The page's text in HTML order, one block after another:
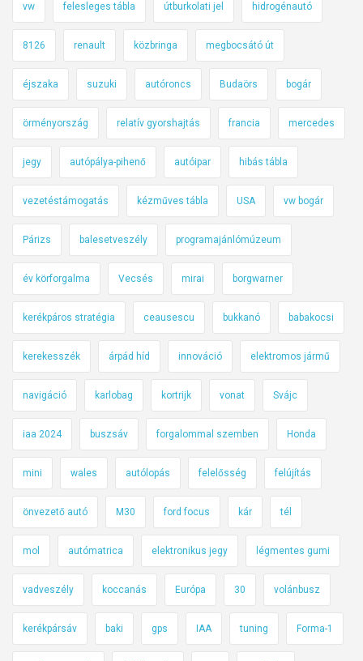
vw felesleges tábla útburkolati jel hidrogénautó
8126 renault közbringa megbocsátó út
éjszaka suzuki autóroncs Budaörs bogár
örményország relatív gyorshajtás francia mercedes
jegy autópálya-pihenő autóipar hibás tábla
vezetéstámogatás kézműves tábla USA vw bogár
Párizs balesetveszély programajánlómúzeum
év körforgalma Vecsés mirai borgwarner
kerékpáros stratégia ceausescu bukkanó babakocsi
kerekesszék árpád híd innováció elektromos jármű
navigáció karlobag kortrijk vonat Svájc
iaa 2024 buszsáv forgalommal szemben Honda
mini wales autólopás felelősség felújítás
önvezető autó M30 ford focus kár tél
mol autómatrica elektronikus jegy légmentes gumi
vadveszély koccanás Európa 30 volánbusz
kerékpársáv baki gps IAA tuning Forma-1